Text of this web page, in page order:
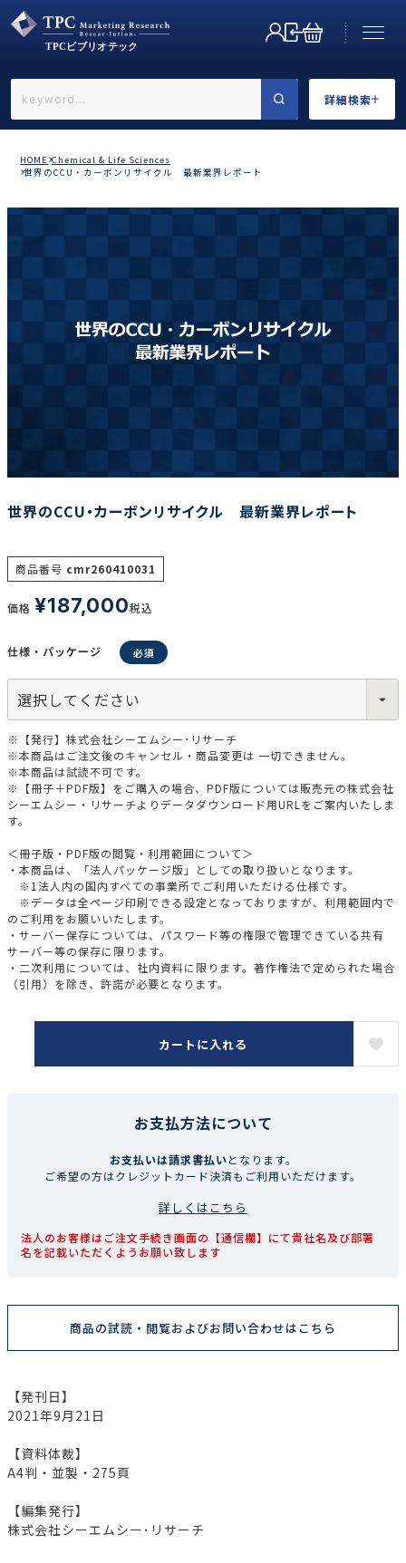
詳細検索
←戻る
調査の種類で選ぶ
リセット
HOME Chemical & Life Sciences
世界のCCU・カーボンリサイクル 最新業界レポート
世界のCCU・カーボンリサイクル 最新業界レポート
商品番号 cmr260410031
価格 ¥187,000税込
仕様・パッケージ
※【発行】株式会社シーエムシー･リサーチ
※本商品はご注文後のキャンセル・商品変更は 一切できません。
※本商品は試読不可です。
※【冊子＋PDF版】をご購入の場合、PDF版については販売元の株式会社
シーエムシー・リサーチよりデータダウンロード用URLをご案内いたしま
す。
＜冊子版・PDF版の閲覧・利用範囲について＞
・本商品は、「法人パッケージ版」としての取り扱いとなります。
※1法人内の国内すべての事業所でご利用いただける仕様です。
※データは全ページ印刷できる設定となっておりますが、利用範囲内で
のご利用をお願いいたします。
・サーバー保存については、パスワード等の権限で管理できている共有
サーバー等の保存に限ります。
・二次利用については、社内資料に限ります。著作権法で定められた場合
（引用）を除き、許諾が必要となります。
カートに入れる
お支払方法について
お支払いは請求書払いとなります。
ご希望の方はクレジットカード決済もご利用いただけます。
詳しくはこちら
法人のお客様はご注文手続き画面の【通信欄】にて貴社名及び部署
名を記載いただくようお願い致します
商品の試読・閲覧およびお問い合わせはこちら
【発刊日】
2021年9月21日
【資料体裁】
A4判・並製・275頁
【編集発行】
株式会社シーエムシー･リサーチ